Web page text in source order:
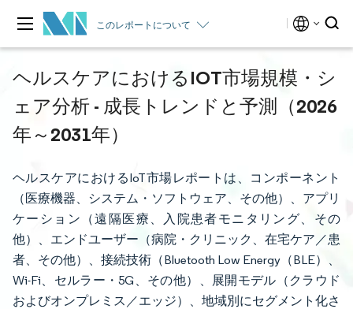
このレポートについて
ヘルスケアにおけるIOT市場規模・シ
ェア分析 - 成長トレンドと予測（2026
年～2031年）
ヘルスケアにおけるIoT市場レポートは、コンポーネント
（医療機器、システム・ソフトウェア、その他）、アプリ
ケーション（遠隔医療、入院患者モニタリング、その
他）、エンドユーザー（病院・クリニック、在宅ケア／患
者、その他）、接続技術（Bluetooth Low Energy（BLE）、
Wi-Fi、セルラー・5G、その他）、展開モデル（クラウド
およびオンプレミス／エッジ）、地域別にセグメント化さ